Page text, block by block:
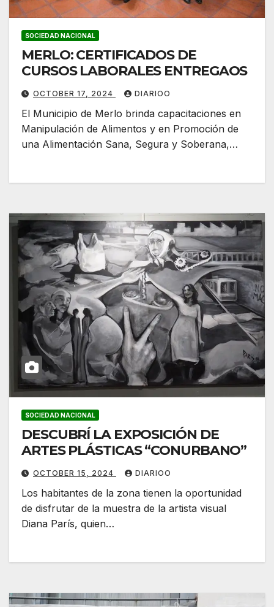
SOCIEDAD NACIONAL
MERLO: CERTIFICADOS DE
CURSOS LABORALES ENTREGAOS
OCTOBER 17, 2024 DIARIOO
El Municipio de Merlo brinda capacitaciones en
Manipulación de Alimentos y en Promoción de
una Alimentación Sana, Segura y Soberana,…
SOCIEDAD NACIONAL
DESCUBRÍ LA EXPOSICIÓN DE
ARTES PLÁSTICAS “CONURBANO”
OCTOBER 15, 2024 DIARIOO
Los habitantes de la zona tienen la oportunidad
de disfrutar de la muestra de la artista visual
Diana París, quien…